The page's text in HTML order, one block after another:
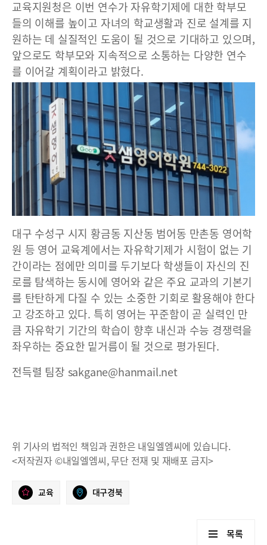
교육지원청은 이번 연수가 자유학기제에 대한 학부모
들의 이해를 높이고 자녀의 학교생활과 진로 설계를 지
원하는 데 실질적인 도움이 될 것으로 기대하고 있으며,
앞으로도 학부모와 지속적으로 소통하는 다양한 연수
를 이어갈 계획이라고 밝혔다.
대구 수성구 시지 황금동 지산동 범어동 만촌동 영어학
원 등 영어 교육계에서는 자유학기제가 시험이 없는 기
간이라는 점에만 의미를 두기보다 학생들이 자신의 진
로를 탐색하는 동시에 영어와 같은 주요 교과의 기본기
를 탄탄하게 다질 수 있는 소중한 기회로 활용해야 한다
고 강조하고 있다. 특히 영어는 꾸준함이 곧 실력인 만
큼 자유학기 기간의 학습이 향후 내신과 수능 경쟁력을
좌우하는 중요한 밑거름이 될 것으로 평가된다.
전득렬 팀장 sakgane@hanmail.net
위 기사의 법적인 책임과 권한은 내일엘엠씨에 있습니다.
<저작권자 ©내일엘엠씨, 무단 전재 및 재배포 금지>
교육 대구경북
목록